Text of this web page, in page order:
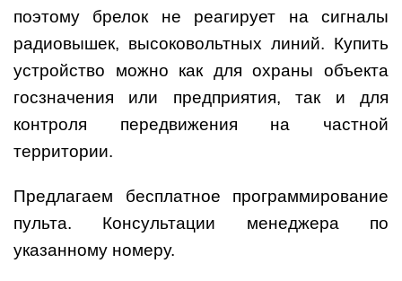
поэтому брелок не реагирует на сигналы
радиовышек, высоковольтных линий. Купить
устройство можно как для охраны объекта
госзначения или предприятия, так и для
контроля передвижения на частной
территории.
Предлагаем бесплатное программирование
пульта. Консультации менеджера по
указанному номеру.